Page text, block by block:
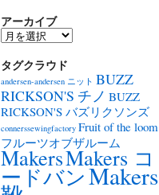
ゴ
リ
アーカイブ
ア
カ
イ
ブ
タグクラウド
andersen-andersen ニット BUZZ
RICKSON'S チノ BUZZ
RICKSON'S バズリクソンズ
connerssewingfactory Fruit of the loom
フルーツオブザルーム
MakersMakers コ
ードバンMakers